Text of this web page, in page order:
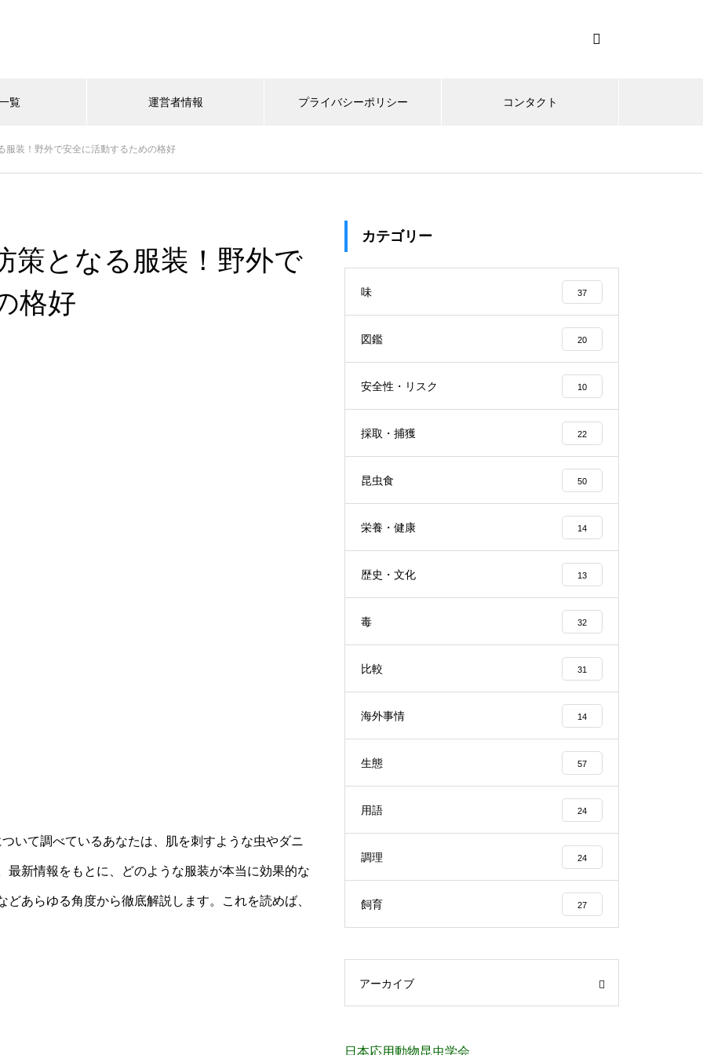
覧 運営者情報 プライバシーポリシー コンタクト
服装！野外で安全に活動するための格好
策となる服装！野外で
格好
いて調べているあなたは、肌を刺すような虫やダニ
新情報をもとに、どのような服装が本当に効果的な
あらゆる角度から徹底解説します。これを読めば、
カテゴリー
味 37
図鑑 20
安全性・リスク 10
採取・捕獲 22
昆虫食 50
栄養・健康 14
歴史・文化 13
毒 32
比較 31
海外事情 14
生態 57
用語 24
調理 24
飼育 27
アーカイブ
日本応用動物昆虫学会